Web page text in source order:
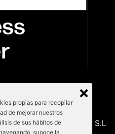
SL. KabuBlanu System S.L
propias para recopilar
de mejorar nuestros
de sus hábitos de
supone la